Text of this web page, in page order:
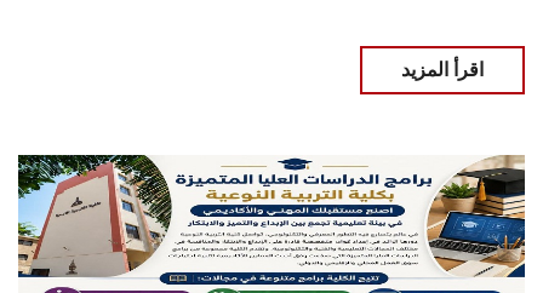
اقرأ المزيد